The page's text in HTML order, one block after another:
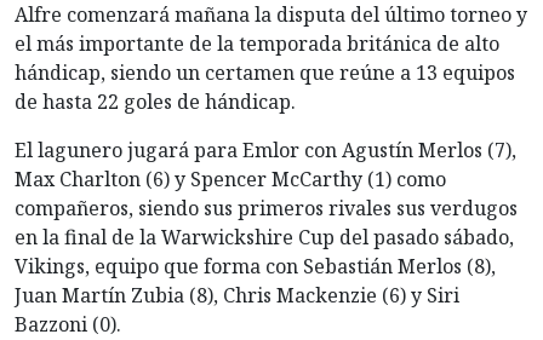
Alfre comenzará mañana la disputa del último torneo y
el más importante de la temporada británica de alto
hándicap, siendo un certamen que reúne a 13 equipos
de hasta 22 goles de hándicap.
El lagunero jugará para Emlor con Agustín Merlos (7),
Max Charlton (6) y Spencer McCarthy (1) como
compañeros, siendo sus primeros rivales sus verdugos
en la final de la Warwickshire Cup del pasado sábado,
Vikings, equipo que forma con Sebastián Merlos (8),
Juan Martín Zubia (8), Chris Mackenzie (6) y Siri
Bazzoni (0).